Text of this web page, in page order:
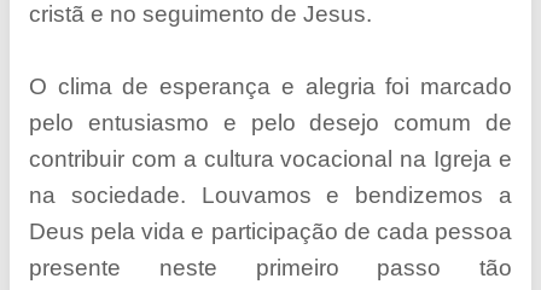
cristã e no seguimento de Jesus.
O clima de esperança e alegria foi marcado
pelo entusiasmo e pelo desejo comum de
contribuir com a cultura vocacional na Igreja e
na sociedade. Louvamos e bendizemos a
Deus pela vida e participação de cada pessoa
presente neste primeiro passo tão